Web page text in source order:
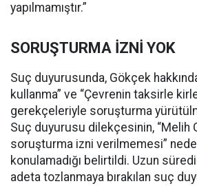
yapılmamıştır.”
SORUŞTURMA İZNİ YOK
Suç duyurusunda, Gökçek
kullanma” ve “Çevrenin taksirle
gerekçeleriyle soruşturma
Suç duyurusu dilekçesinin, “Melih
soruşturma izni verilmemesi”
konulamadığı belirtildi. Uzun
adeta tozlanmaya bırakılan suç